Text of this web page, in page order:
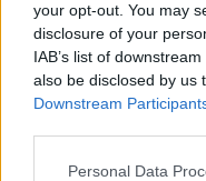
your opt-out. You may
disclosure of your
IAB’s list of
also be disclosed by us
Downstream
Please note that this
Personal Data
Baby